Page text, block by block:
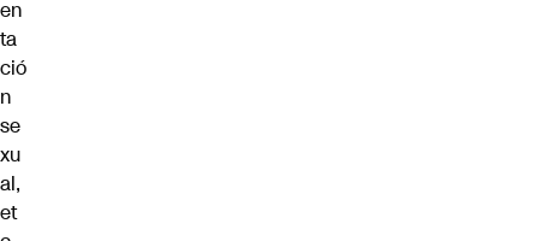
en
ta
ció
n
se
xu
al,
et